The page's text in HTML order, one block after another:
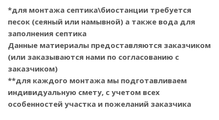
*для монтажа септика\биостанции требуется
песок (сеяный или намывной) а также вода для
заполнения септика
Данные матиериалы предоставляются заказчиком
(или заказываются нами по согласованию с
заказчиком)
**для каждого монтажа мы подготавливаем
индивидуальную смету, с учетом всех
особенностей участка и пожеланий заказчика